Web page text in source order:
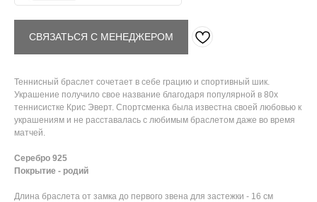
СВЯЗАТЬСЯ С МЕНЕДЖЕРОМ
Теннисный браслет сочетает в себе грацию и спортивный шик.
Украшение получило свое название благодаря популярной в 80х
теннисистке Крис Эверт. Спортсменка была известна своей любовью к
украшениям и не расставалась с любимым браслетом даже во время
матчей.
Серебро 925
Покрытие - родий
Длина браслета от замка до первого звена для застежки - 16 см